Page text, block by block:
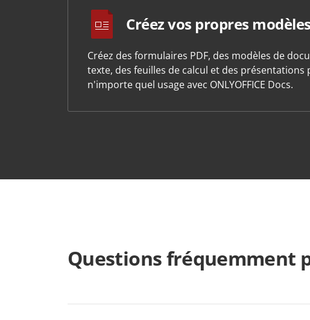
Créez vos propres modèles
Créez des formulaires PDF, des modèles de
texte, des feuilles de calcul et des présentations
n'importe quel usage avec ONLYOFFICE Docs.
Questions fréquemment